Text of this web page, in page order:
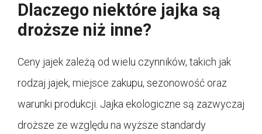
Dlaczego niektóre jajka są
droższe niż inne?
Ceny jajek zależą od wielu czynników, takich jak
rodzaj jajek, miejsce zakupu, sezonowość oraz
warunki produkcji. Jajka ekologiczne są zazwyczaj
droższe ze względu na wyższe standardy